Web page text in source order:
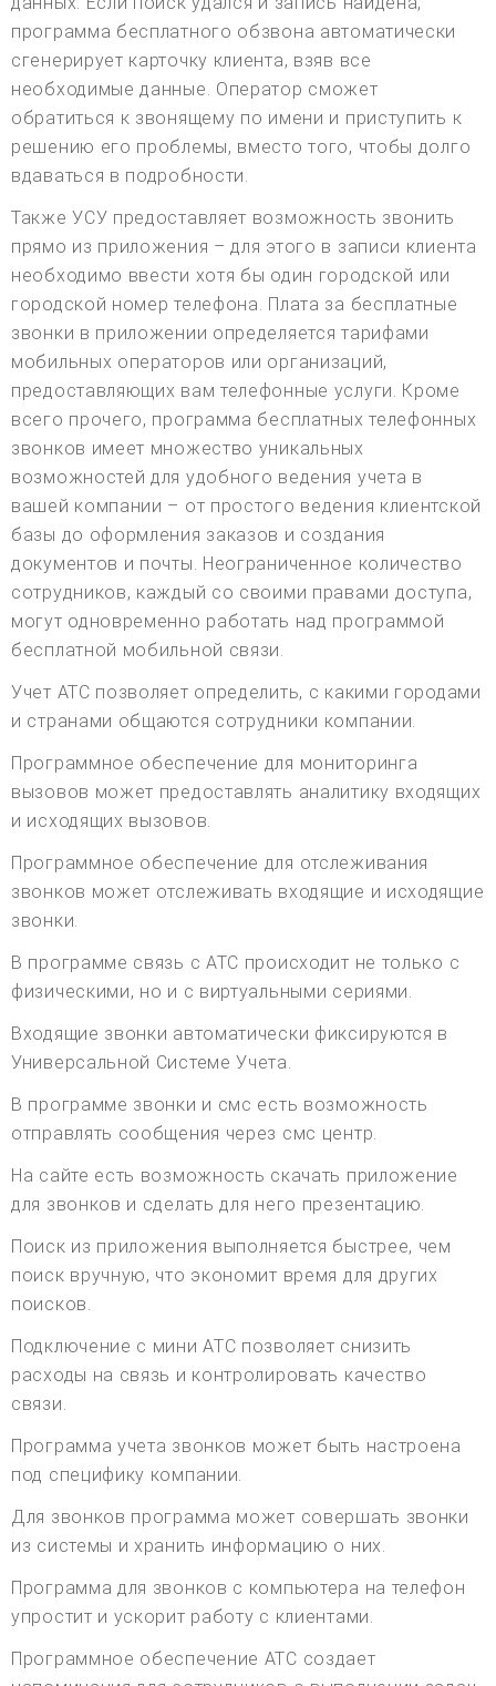
программа бесплатного обзвона автоматически
сгенерирует карточку клиента, взяв все
необходимые данные. Оператор сможет
обратиться к звонящему по имени и приступить к
решению его проблемы, вместо того, чтобы долго
вдаваться в подробности.
Также УСУ предоставляет возможность звонить
прямо из приложения – для этого в записи клиента
необходимо ввести хотя бы один городской или
городской номер телефона. Плата за бесплатные
звонки в приложении определяется тарифами
мобильных операторов или организаций,
предоставляющих вам телефонные услуги. Кроме
всего прочего, программа бесплатных телефонных
звонков имеет множество уникальных
возможностей для удобного ведения учета в
вашей компании – от простого ведения клиентской
базы до оформления заказов и создания
документов и почты. Неограниченное количество
сотрудников, каждый со своими правами доступа,
могут одновременно работать над программой
бесплатной мобильной связи.
Учет АТС позволяет определить, с какими городами
и странами общаются сотрудники компании.
Программное обеспечение для мониторинга
вызовов может предоставлять аналитику входящих
и исходящих вызовов.
Программное обеспечение для отслеживания
звонков может отслеживать входящие и исходящие
звонки.
В программе связь с АТС происходит не только с
физическими, но и с виртуальными сериями.
Входящие звонки автоматически фиксируются в
Универсальной Системе Учета.
В программе звонки и смс есть возможность
отправлять сообщения через смс центр.
На сайте есть возможность скачать приложение
для звонков и сделать для него презентацию.
Поиск из приложения выполняется быстрее, чем
поиск вручную, что экономит время для других
поисков.
Подключение с мини АТС позволяет снизить
расходы на связь и контролировать качество
связи.
Программа учета звонков может быть настроена
под специфику компании.
Для звонков программа может совершать звонки
из системы и хранить информацию о них.
Программа для звонков с компьютера на телефон
упростит и ускорит работу с клиентами.
Программное обеспечение АТС создает